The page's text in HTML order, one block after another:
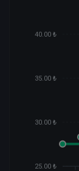
40.00 ₺
35.00 ₺
30.00 ₺
25.00 ₺